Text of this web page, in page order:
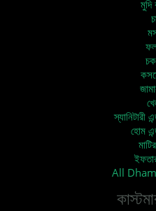
মুদি
স্যানিটারী
হোম
All